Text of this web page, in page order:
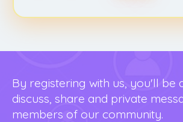
By registering with us, you'll be
discuss, share and private
members of our community.